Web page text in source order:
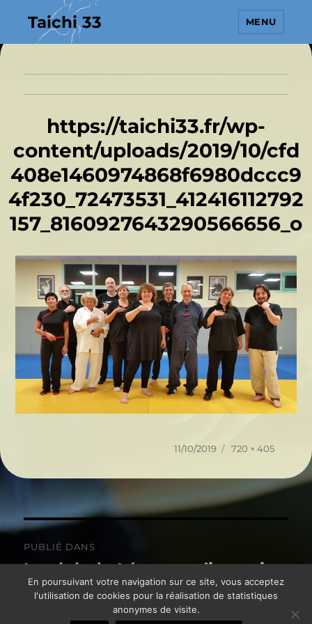
Taichi 33 MENU
https://taichi33.fr/wp-
content/uploads/2019/10/cfd
408e1460974868f6980dccc9
4f230_72473531_412416112792
157_8160927643290566656_o
Publié
11/10/2019
Taille
720 × 405
Navigation
de
l’article
PUBLIÉ DANS
Le club de Léognan s’investit
pour les Rubans Roses.
En poursuivant votre navigation sur ce site, vous acceptez
l'utilisation de cookies pour la réalisation de statistiques
anonymes de visite.